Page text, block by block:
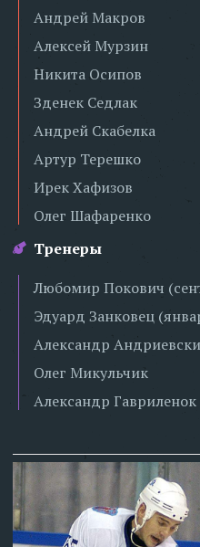
Андрей Макров
Алексей Мурзин
Никита Осипов
Зденек Седлак
Андрей Скабелка
Артур Терешко
Ирек Хафизов
Олег Шафаренко
Тренеры
Любомир Покович
Эдуард Занковец
Александр
Олег Микульчик
Александр Гавриленок